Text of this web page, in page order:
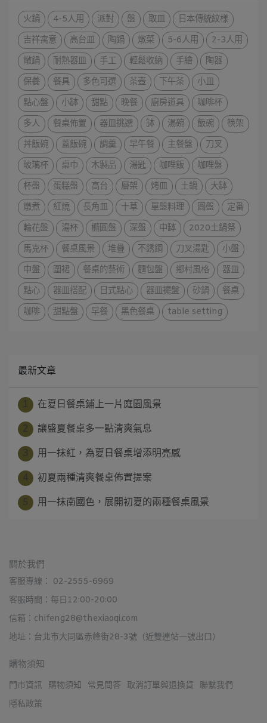
火鍋 4-5人用 派對 盤 取皿
日本傳統紋樣
吉祥寓意
高台皿 陶鍋 燉菜 5-6人用
2-3人用
燉鍋
耐熱器皿 手工 輕鬆收納 手繪
陶器
保養
餐具 多色可選 茶壺 下午茶
小皿
點心盤
小缽 甜點 晚餐 廚房道具
咖啡杯
多人
餐桌佈置 器皿挑選 缽 湯碗 飯碗
筷架
丼飯碗
蓋飯碗 調羹 早午餐 主餐盤
刀叉
玻璃杯
桌巾 木製品 湯匙 咖哩飯
咖哩盤
杯盤
蛋糕盤 高台 層架 烤皿 土鍋
大缽
燉煮
紅燒 長角皿 十草 單盤料理 圓盤
定番
輪花盤
湯杯 橢圓盤 深盤 中缽
2020土鍋祭
馬克杯
餐桌風景 堆疊 不銹鋼 刀叉湯匙
小盤
中盤
圍裙 餐桌的藝術 麵包盤 鄉村風格
器皿
點心
器皿搭配 日式點心 器皿擺盤 砂鍋
餐桌
咖啡
甜點盤 早餐 黑色餐桌 table setting
最新文章
在夏日餐桌鋪上一片庭園風景
讓盛夏餐桌多一點清爽氣息
用一抹紅，為夏日餐桌增添明亮感
初夏兩種清爽餐桌佈置提案
用一抹南國色，展開初夏的兩種餐桌風景
關於我們
客服專線： 02-2555-6969
客服時間：每日12:00-20:00
信箱：chifeng28@thexiaoqi.com
地址：台北市大同區赤峰街28-3號（近雙連站一號出口）
購物須知
門市資訊 購物須知 常見問答 取消訂單與退換貨
聯繫我們
隱私政策